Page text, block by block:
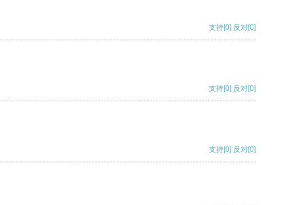
支持[0] 反对[0]
支持[0] 反对[0]
支持[0] 反对[0]